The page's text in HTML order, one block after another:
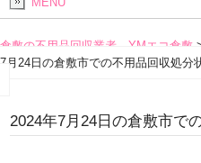
倉敷の不用品回収業者 YMエコ倉敷
7月24日の倉敷市での不用品回収処分
2024年7月24日の倉敷市で